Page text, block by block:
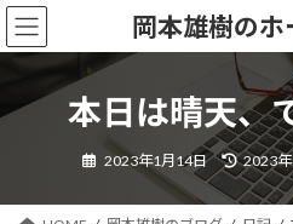
コ
ン
ツ
ッ
ナ
ビ
シ
移
岡本雄樹のホ
本日は晴天、
2023年1月14日
最
終
更
新
日
2023